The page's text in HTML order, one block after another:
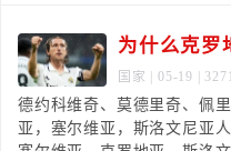
国家 | 05-19 |
德约科维奇、莫德里奇、佩
亚，塞尔维亚，斯洛文尼亚